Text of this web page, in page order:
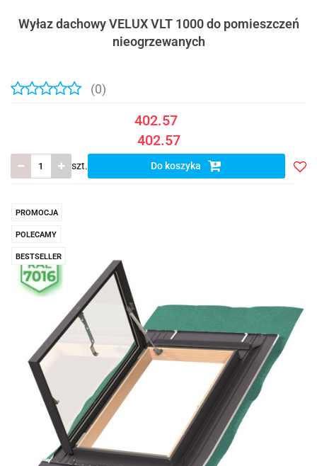
Wyłaz dachowy VELUX VLT 1000 do pomieszczeń
nieogrzewanych
(0)
402.57
402.57
szt. Do koszyka
PROMOCJA
POLECAMY
BESTSELLER